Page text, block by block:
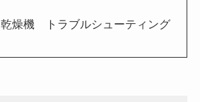
乾燥機 トラブルシューティング